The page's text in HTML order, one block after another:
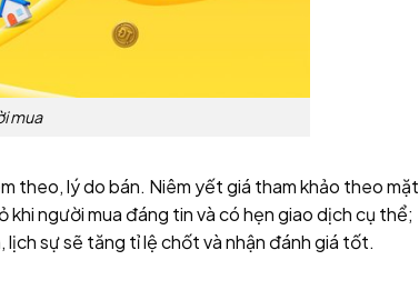
mua
theo, lý do bán. Niêm yết giá tham khảo theo mặt
người mua đáng tin và có hẹn giao dịch cụ thể;
lịch sự sẽ tăng tỉ lệ chốt và nhận đánh giá tốt.